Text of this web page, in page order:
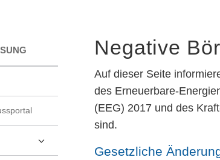
Negative
Auf dieser Seite
des Erneuerbare-
(EEG) 2017 und des
sind.
Gesetzliche